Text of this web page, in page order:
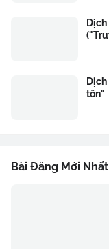
tôn"
Bài Đăng Mới Nhất